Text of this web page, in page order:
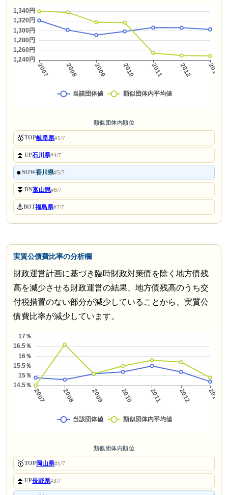
類似団体内順位
🥇TOP岐阜県#1/7
⏫UP石川県#4/7
●NOW香川県#5/7
⏬DN富山県#6/7
⚓BOT福島県#7/7
実質公債費比率の分析欄
財政運営計画に基づき臨時財政対策債を除く地方債残
高を減少させる財政運営の結果、地方債残高のうち交
付税措置のない部分が減少していることから、実質公
債費比率が減少しています。
類似団体内順位
🥇TOP岡山県#1/7
⏫UP長野県#3/7